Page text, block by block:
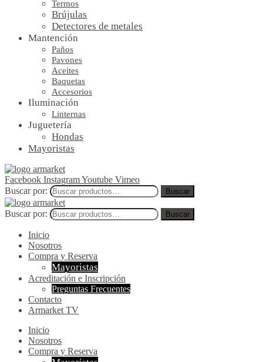
Termos
Brújulas
Detectores de metales
Mantención
Paños
Pavones
Aceites
Baquetas
Accesorios
Iluminación
Linternas
Juguetería
Hondas
Mayoristas
Facebook InstagramYoutube Vimeo
Buscar por:
Buscar
Buscar por: Buscar
Inicio
Nosotros
Compra y Reserva
Mayoristas
Acreditación e Inscripción
Preguntas Frecuentes
Contacto
Armarket TV
Inicio
Nosotros
Compra y Reserva